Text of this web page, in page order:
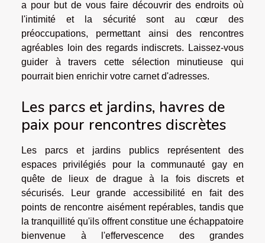
a pour but de vous faire découvrir des endroits où
l'intimité et la sécurité sont au cœur des
préoccupations, permettant ainsi des rencontres
agréables loin des regards indiscrets. Laissez-vous
guider à travers cette sélection minutieuse qui
pourrait bien enrichir votre carnet d'adresses.
Les parcs et jardins, havres de
paix pour rencontres discrètes
Les parcs et jardins publics représentent des
espaces privilégiés pour la communauté gay en
quête de lieux de drague à la fois discrets et
sécurisés. Leur grande accessibilité en fait des
points de rencontre aisément repérables, tandis que
la tranquillité qu'ils offrent constitue une échappatoire
bienvenue à l'effervescence des grandes